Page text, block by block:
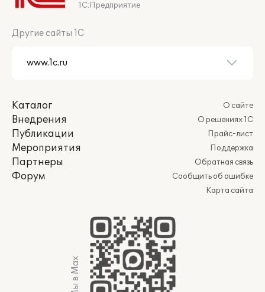
1С:Предприятие
Другие сайты 1С
Каталог
Внедрения
Публикации
Мероприятия
Партнеры
Форум
О сайте
О решениях 1С
Прайс-лист
Поддержка
Обратная связь
Сообщить об ошибке
Карта сайта
Мы в Max